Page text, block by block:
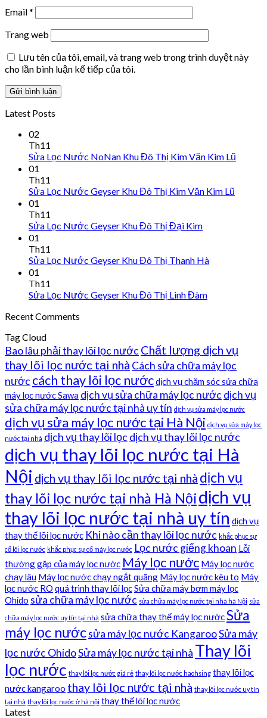
Email*
Trang web
Lưu tên của tôi, email, và trang web trong trình duyệt này
cho lần bình luận kế tiếp của tôi.
Latest Posts
02
Th11
Sửa Lọc Nước NoNan Khu Đô Thị Kim Văn Kim Lũ
01
Th11
Sửa Lọc Nước Geyser Khu Đô Thị Kim Văn Kim Lũ
01
Th11
Sửa Lọc Nước Geyser Khu Đô Thị Đại Kim
01
Th11
Sửa Lọc Nước Geyser Khu Đô Thị Thanh Hà
01
Th11
Sửa Lọc Nước Geyser Khu Đô Thị Linh Đàm
Recent Comments
Tag Cloud
Bao lâu phải thay lõi lọc nước Chất lượng dịch vụ
thay lõi lọc nước tại nhà Cách sửa chữa máy lọc
nước cách thay lõi lọc nướcdịch vụ chăm sóc sửa chữa
máy lọc nước Sawa dịch vụ sửa chữa máy lọc nước dịch vụ
sửa chữa máy lọc nước tại nhà uy tín dịch vụ sửa máy lọc nước
dịch vụ sửa máy lọc nước tại Hà Nội dịch vụ sửa máy lọc
nước tại nhà dịch vụ thay lõi lọc dịch vụ thay lõi lọc nước
dịch vụ thay lõi lọc nước tại Hà
Nội dịch vụ thay lõi lọc nước tại nhà dịch vụ
thay lõi lọc nước tại nhà Hà Nộidịch vụ
thay lõi lọc nước tại nhà uy tín dịch vụ
thay thế lõi lọc nước Khi nào cần thay lõi lọc nước khắc phục sự
cố lõi lọc nước khắc phục sự cố máy lọc nước Lọc nước giếng khoan Lỗi
thường gặp của máy lọc nước Máy lọc nước Máy lọc nước
chạy lâu Máy lọc nước chạy ngắt quãng Máy lọc nước kêu to Máy
lọc nước RO quá trình thay lõi lọcSửa chữa máy bơm máy lọc
Ohido sửa chữa máy lọc nước sửa chữa máy lọc nước tại nhà hà Nội sửa
chữa máy lọc nước uy tín tại nhà sửa chữa thay thế máy lọc nướcSửa
máy lọc nướcsửa máy lọc nước KangarooSửa máy
lọc nước OhidoSửa máy lọc nước tại nhà Thay lõi
lọc nước thay lõi lọc nước giá rẻ thay lõi lọc nước haohsing thay lõi lọc
nước kangaroo thay lõi lọc nước tại nhà thay lõi lọc nước uy tín
tại nhà thay lõi lọc nước ở hà nội thay thế lõi lọc nước
Latest